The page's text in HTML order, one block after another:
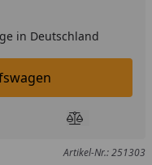
in Deutschland
Einkaufswagen legen
hinzufügenProdukt
Artikel-Nr.: 251303